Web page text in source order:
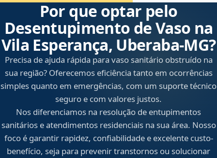
Por que optar pelo
Desentupimento de Vaso na
Vila Esperança, Uberaba‑MG?
Precisa de ajuda rápida para vaso sanitário obstruído na
sua região? Oferecemos eficiência tanto em ocorrências
simples quanto em emergências, com um suporte técnico
seguro e com valores justos.
Nos diferenciamos na resolução de entupimentos
sanitários e atendimentos residenciais na sua área. Nosso
foco é garantir rapidez, confiabilidade e excelente custo-
benefício, seja para prevenir transtornos ou solucionar